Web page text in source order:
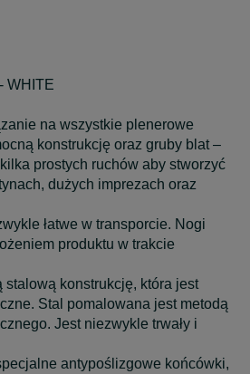
WHITE
na wszystkie plenerowe
konstrukcję oraz gruby blat –
prostych ruchów aby stworzyć
dużych imprezach oraz
łatwe w transporcie. Nogi
produktu w trakcie
konstrukcję, która jest
Stal pomalowana jest metodą
Jest niezwykle trwały i
antypoślizgowe końcówki,